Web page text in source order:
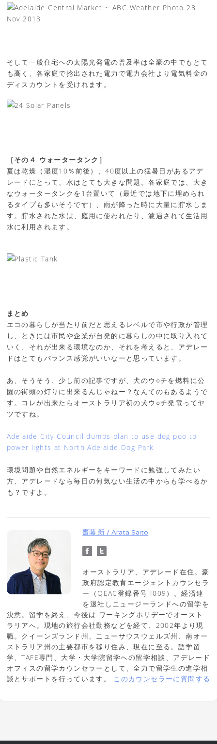
そして一般住宅への太陽光発電の普及率は全豪の中でもとて
も高く、各家庭で捻出された電力で電力会社より電気料金の
ディスカウントを受けれます。
［その４ ウォータータンク］
夏は乾燥（湿度10％前後）、40度以上の猛暑日があるアデ
レードにとって、水はとても大きな問題。各家庭では、大き
なウォータータンクを1台置いて（最近では地下に埋められ
るタイプも多いそうです）、雨が降った時に大量に貯水しま
す。貯水された水は、庭用に使われたり、濾過されて生活用
水に利用されます。
まとめ
エコの暮らしが当たり前だと思えるレベルで市や行政が管理
し、ときには市民や企業が自発的に暮らしの中に取り入れて
いく、それが出来る環境なのか、それを考えると、アデレー
ドはとてもバランス感覚がいいなーと思っています。
あ、そうそう、少し前の記事ですが、犬のウ○チを燃料に公
園の街頭の灯りに出来るんじゃねー？なんてのもあるようで
す。コレが出来たらオーストラリア初の犬ウ○チ発電ってヤ
ツですね。
Adelaide City Council dumps plan to use dog poo to
power lights at North Adelaide Dog Park
環境問題や自然エネルギーをキーワードに勉強してみたい
方、アデレードなら毎日の何気ない生活の中からも学べるか
も？ですよ。
齋藤 新 / Arata Saito
オーストラリア、アデレード在住。豪
政府認定教育エージェントカウンセラ
ー（QEAC登録番号 I009）。経済連
を退社しニュージーランドへの留学を
決意。留学を終え、今後は ワーキングホリデーでオースト
ラリアへ。現地の旅行会社勤務などを経て、2002年より現
職。クイーンズランド州、ニューサウスウェルズ州、南オー
ストラリア州の主要都市を移り住み、現在に至る。語学留
学、TAFE専門、大学・大学院留学への留学相談、アデレード
オフィスの留学カウンセラーとして、全力で留学生の進学相
談とサポートを行っています。
このカウンセラーに質問する